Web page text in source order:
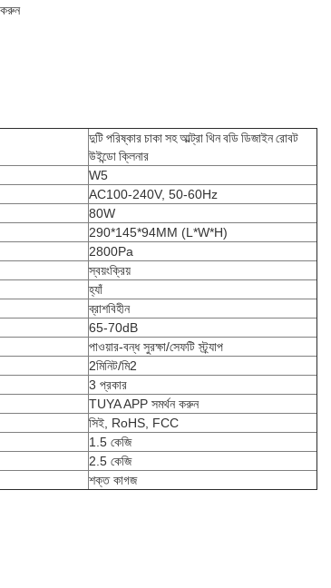
করুন
দুটি পরিষ্কার চাকা সহ আল্ট্রা থিন বডি ডিজাইন রোবট
উইন্ডো ক্লিনার
W5
AC100-240V, 50-60Hz
80W
290*145*94MM (L*W*H)
2800Pa
স্বয়ংক্রিয়
হ্যাঁ
ব্রাশবিহীন
65-70dB
পাওয়ার-বন্ধ সুরক্ষা/সেফটি স্ট্র্যাপ
2মিনিট/মি2
3 প্রকার
TUYA APP সমর্থন করুন
সিই, RoHS, FCC
1.5 কেজি
2.5 কেজি
শক্ত কাগজ